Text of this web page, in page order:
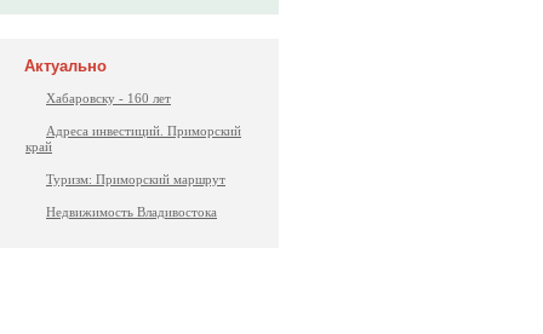
Актуально
Хабаровску - 160 лет
Адреса инвестиций. Приморский
край
Туризм: Приморский маршрут
Недвижимость Владивостока